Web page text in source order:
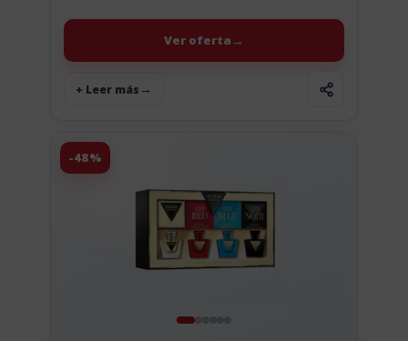
euros. Ahora...
+ Leer más
Ver oferta
-48%